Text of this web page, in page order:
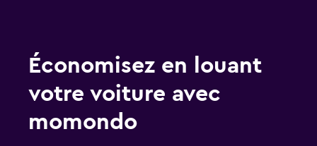
Économisez en louant
votre voiture avec
momondo